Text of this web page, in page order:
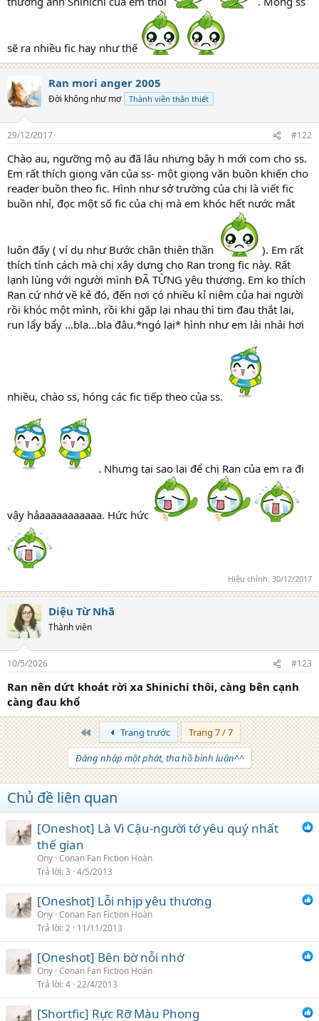
sẽ ra nhiều fic hay như thế
Ran mori anger 2005
Đời không như mơ Thành viên thân thiết
29/12/2017 #122
Chào au, ngưỡng mộ au đã lâu nhưng bây h mới com cho ss.
Em rất thích giọng văn của ss- một giọng văn buồn khiến cho
reader buồn theo fic. Hình như sở trường của chị là viết fic
buồn nhỉ, đọc một số fic của chị mà em khóc hết nước mắt
luôn đấy ( ví dụ như Bước chân thiên thần
). Em rất
thích tính cách mà chị xây dựng cho Ran trong fic này. Rất
lạnh lùng với người mình ĐÃ TỪNG yêu thương. Em ko thích
Ran cứ nhớ về kẻ đó, đến nơi có nhiều kỉ niệm của hai người
rồi khóc một mình, rồi khi gặp lại nhau thì tim đau thắt lại,
run lẩy bẩy ...bla...bla đâu.*ngó lại* hình như em lải nhải hơi
nhiều, chào ss, hóng các fic tiếp theo của ss.
. Nhưng tại sao lại để chị Ran của em ra đi
vậy hảaaaaaaaaaaa. Hức hức
Hiệu chỉnh: 30/12/2017
Diệu Từ Nhã
Thành viên
10/5/2026 #123
Ran nên dứt khoát rời xa Shinichi thôi, càng bên cạnh
càng đau khổ
Trang đầuTrang trước
Trang 7 / 7
Đăng nhập một phát, tha hồ bình luận^^
Chủ đề liên quan
[Oneshot] Là Vì Cậu-người tớ yêu quý nhất
thế gian
Ony Conan Fan Fiction Hoàn
Trả lời 3 4/5/2013
[Oneshot] Lỗi nhịp yêu thương
Ony Conan Fan Fiction Hoàn
Trả lời 2 11/11/2013
[Oneshot] Bên bờ nỗi nhớ
Ony Conan Fan Fiction Hoàn
Trả lời 4 22/4/2013
[Shortfic] Rực Rỡ Màu Phong